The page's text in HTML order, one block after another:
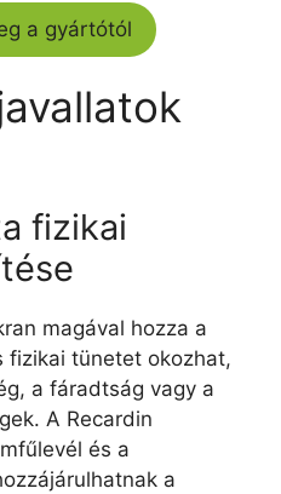
a gyártótól
fizikai
magával hozza a
fizikai tünetet okozhat,
a fáradtság vagy a
A Recardin
és a
a